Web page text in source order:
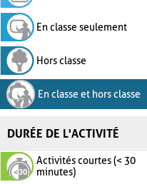
En classe seulement
Hors classe
En classe et hors classe
DURÉE DE L'ACTIVITÉ
Activités courtes (< 30
minutes)